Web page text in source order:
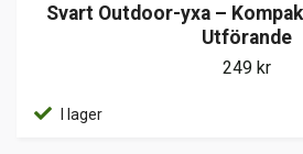
Svart Outdoor-yxa –
Utförande
249 kr
I lager